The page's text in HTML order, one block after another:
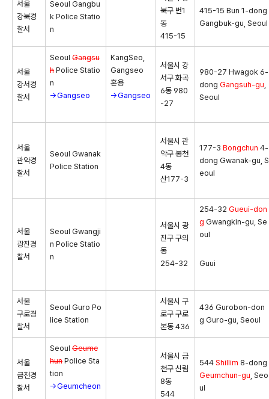
서울
강북경
찰서
Seoul Gangbu
k Police Statio
n
북구 번1
동
415-15
415-15 Bun 1-dong
Gangbuk-gu, Seoul
서울
강서경
찰서
Seoul Gangsu
h Police Statio
n
→Gangseo
KangSeo,
Gangseo
혼용
→Gangseo
서울시 강
서구 화곡
6동 980
-27
980-27 Hwagok 6-
dong Gangsuh-gu
Seoul
서울
관악경
찰서
Seoul Gwanak
Police Station
서울시 관
악구 봉천
4동
산177-3
177-3 Bongchun 4-
dong Gwanak-gu, S
eoul
서울
광진경
찰서
Seoul Gwangji
n Police Statio
n
서울시 광
진구 구의
동
254-32
254-32 Gueui-don
g Gwangkin-gu, Se
oul
Guui
서울
구로경
찰서
Seoul Guro Po
lice Station
서울시 구
로구 구로
본동 436
436 Gurobon-don
g Guro-gu, Seoul
서울
금천경
찰서
Seoul Geumc
hun Police Sta
tion
→Geumcheon
서울시 금
천구 신림
8동
544
544 Shillim 8-dong
Geumchun-gu , Seo
ul